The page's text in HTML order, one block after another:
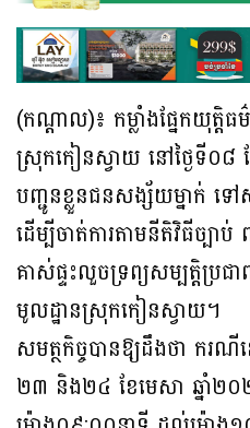
(កណ្ដាល)៖ កម្លាំងផ្នែកយុត្តិធ
ស្រុកកៀនស្វាយ នៅថ្ងៃទី០៨
បញ្ជូនខ្លួនជនសង្ស័យម្នាក់ ទ
ដើម្បីចាត់ការតាមនីតិវិធីច្បាប់
គាស់ផ្ទះលួចទ្រព្យសម្បត្តិប្រជ
មូលដ្ឋានស្រុកកៀនស្វាយ។
សមត្ថកិច្ចបានឱ្យដឹងថា ករណី
២៣ និង២៤ ខែមេសា ឆ្នាំ២០